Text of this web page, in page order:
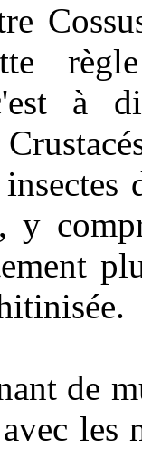
à
y
de
les